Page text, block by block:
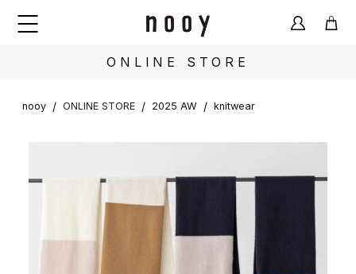
ONLINE STORE
nooy / ONLINE STORE / 2025 AW / knitwear